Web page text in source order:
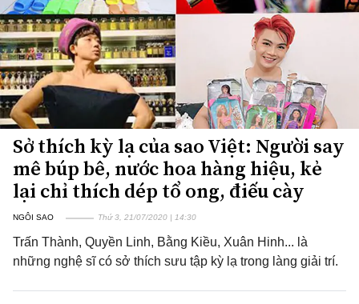
Sở thích kỳ lạ của sao Việt: Người say
mê búp bê, nước hoa hàng hiệu, kẻ
lại chỉ thích dép tổ ong, điếu cày
NGÔI SAO Thứ 3, 21/07/2020 | 14:30
Trấn Thành, Quyền Linh, Bằng Kiều, Xuân Hinh... là
những nghệ sĩ có sở thích sưu tập kỳ lạ trong làng giải trí.